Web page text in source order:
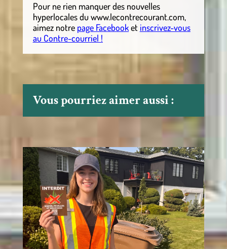
Pour ne rien manquer des nouvelles
hyperlocalesdu www.lecontrecourant.com,
aimez notre page Facebooket inscrivez-vous
au Contre-courriel !
Vous pourriez aimer aussi :